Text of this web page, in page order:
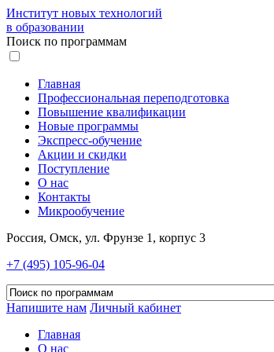
Институт новых технологий
в образовании
Поиск по программам
Главная
Профессиональная переподготовка
Повышение квалификации
Новые программы
Экспресс-обучение
Акции и скидки
Поступление
О нас
Контакты
Микрообучение
Россия, Омск, ул. Фрунзе 1, корпус 3
+7 (495) 105-96-04
Напишите нам Личный кабинет
Главная
О нас